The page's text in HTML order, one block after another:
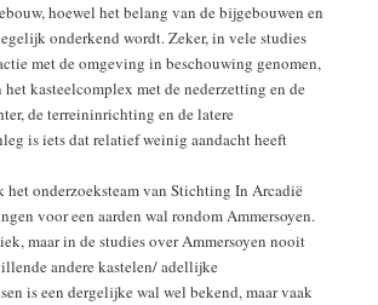
hoewel het belang van de bijgebouwen en
onderkend wordt. Zeker, in vele studies
met de omgeving in beschouwing genomen,
het kasteelcomplex met de nederzetting en de
de terreininrichting en de latere
is iets dat relatief weinig aandacht heeft
onderzoeksteam van Stichting In Arcadië
voor een aarden wal rondom Ammersoyen.
maar in de studies over Ammersoyen nooit
andere kastelen/ adellijke
is een dergelijke wal wel bekend, maar vaak